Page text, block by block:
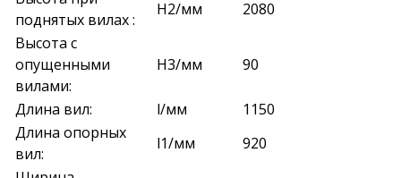
поднятых вилах :
H2/мм
2080
Высота с
опущенными
вилами:
H3/мм 90
Длина вил: l/мм
1150
Длина опорных
вил:
l1/мм
920